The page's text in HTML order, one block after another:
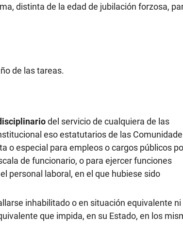
distinta de la edad de jubilación forzosa,
de las tareas.
del servicio de cualquiera de las
eso estatutarios de las
o especial para empleos o cargos públicos
de funcionario, o para ejercer funciones
personal laboral, en el que hubiese sido
inhabilitado o en situación equivalente ni
que impida, en su Estado, en los